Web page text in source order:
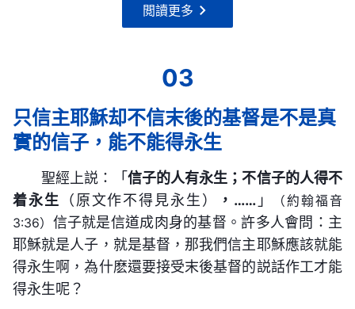
人類，神自己就是神自己，這是不可否認的。
——《話・卷一 神的顯現與作工・神所在「肉身」的
耶穌當時禱告時稱天上的神為父，只是站在一個
受造的人的角度上稱呼的，只因為神的靈穿上了一個
普通正常的肉身，有了一個受造之物的外殻，儘管他
就是成了所有人所説的包括耶穌自己説的「人子」。
既説人子，就是出生在一個普通正常人家中的人（或
男或女，總之都是人的外殻）。所以，耶穌稱父就如
你們起初稱天上的神為父是一樣的，是站在一個受造
的人的角度上稱呼的。你們還記得耶穌教你們背的主
且不再發展，使人的性情都能達到變化。這就需要讓
變化的途徑，而且讓人都按着這路去實行，達到人的
都合乎神的心意，讓人脱去撒但的敗壞性情，讓人脱
離撒但的黑暗權勢，達到人能完全從罪中出來，這
樣，人才得着了完全的救恩。當耶穌作工時，人對耶
穌的認識仍然是渺茫，仍然是模糊不清，一直認為他
是大衛的子孫，説他是大先知，説他是贖人罪的仁慈
的主。有些人憑着信心一摸他的衣角病就好了，瞎子
也能看見，死人也能復活了，但就人裏面根深蒂固的
撒但敗壞性情人發現不了，也不知怎麽脱去。人得着
只有末後的基督才能賜給人永生的道
生命的道不是任何一個人都能具備的，也不是每
就是説只有神自己才具備生命的實質，只有神自己才
有生命的道，所以説，只有神才是生命的源頭，只有
神才是涌流不斷的生命活水泉源。創世以來神作了大
量的帶有生命活力的工作，作了許多帶給人生命的工
作，付出了許多使人能得生的代價，因為神自己就是
閲讀更多
03
只信主耶穌却不信末後的基督是不是真
實的信子，能不能得永生
聖經上説：「信子的人有永生；不信子的人得不
着永生
（原文作不得見永生） ，……」
（約翰福音
3:36） 信子就是信道成肉身的基督。許多人會問：主
耶穌就是人子，就是基督，那我們信主耶穌應該就能
得永生啊，為什麽還要接受末後基督的説話作工才能
得永生呢？